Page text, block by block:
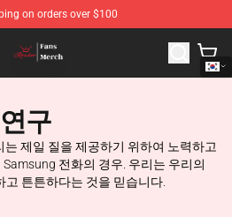
on orders over $100
Ranboo Merchandise Store
구
제일 질을 제공하기 위하여 노력하고
전화의 경우. 우리는 우리의
튼튼하다는 것을 믿습니다.